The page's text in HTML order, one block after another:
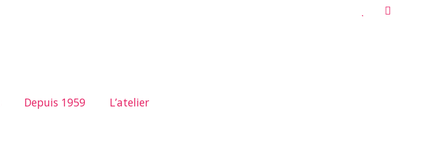
Depuis 1959 L’atelier